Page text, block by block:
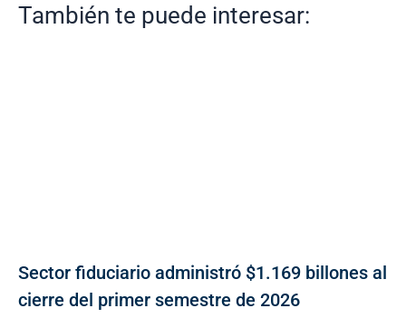
También te puede interesar:
Sector fiduciario administró $1.169 billones al
cierre del primer semestre de 2026